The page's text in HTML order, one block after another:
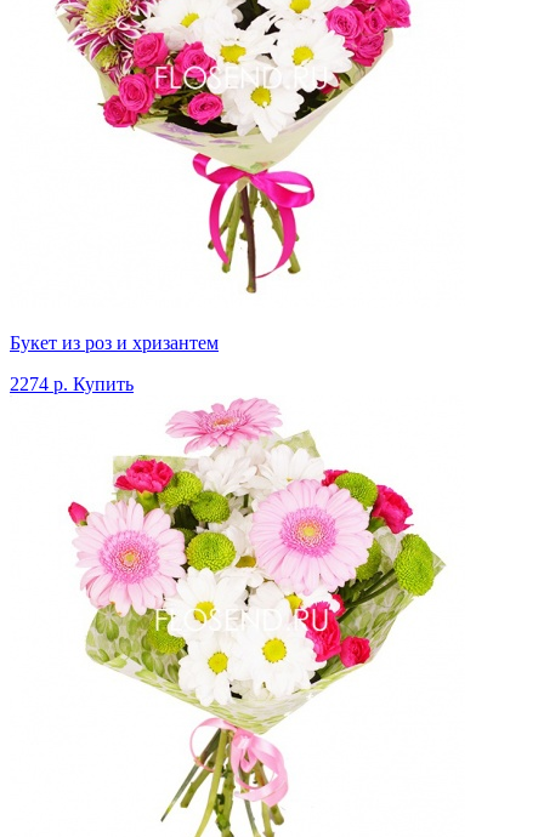
Букет из роз и хризантем
2274 р. Купить